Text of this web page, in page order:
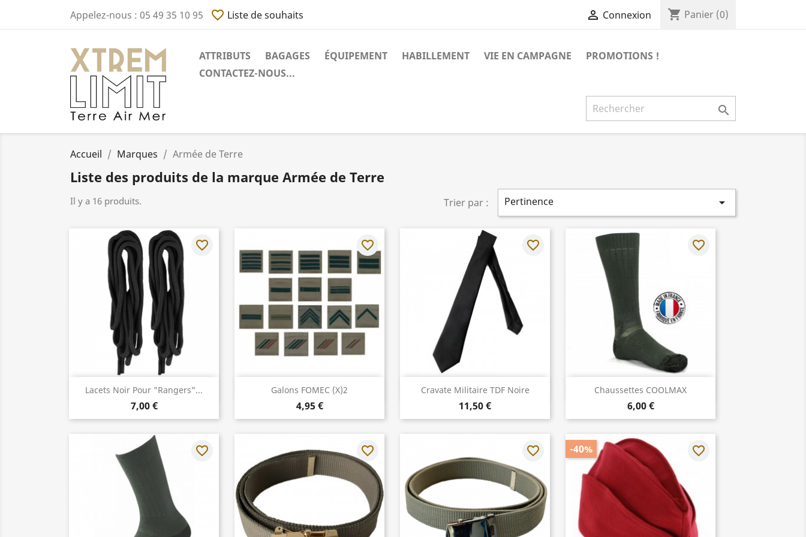
Appelez-nous : 05 49 35 10 95 favorite_border Liste de souhaits  Connexion shopping_cart Panier (0)
ATTRIBUTS BAGAGES ÉQUIPEMENT HABILLEMENT VIE EN CAMPAGNE
PROMOTIONS !
CONTACTEZ-NOUS...

Accueil Marques Armée de Terre
Liste des produits de la marque Armée de Terre
Il y a 16 produits. Trier par : Pertinence 
Lacets Noir Pour "Rangers"...
7,00 €
Aperçu rapide
favorite_border
Galons FOMEC (x)2
4,95 €
Aperçu rapide
favorite_border
Cravate Militaire TDF Noire
11,50 €
Aperçu rapide
favorite_border
Chaussettes COOLMAX
6,00 €
Aperçu rapide
favorite_border
favorite_border favorite_border favorite_border -40% favorite_border